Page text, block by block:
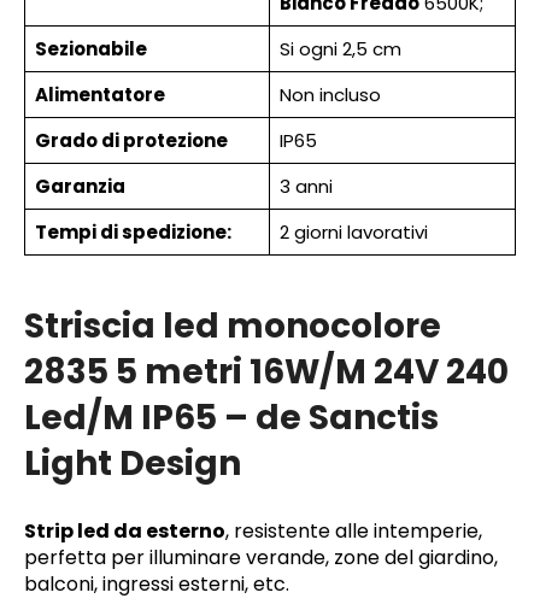
Sezionabile
Si ogni 2,5 cm
Alimentatore
Non incluso
Grado di protezione
IP65
Garanzia
3 anni
Tempi di spedizione:
2 giorni lavorativi
Striscia led monocolore
2835 5 metri 16W/M 24V 240
Led/M IP65 – de Sanctis
Light Design
Strip led da esterno, resistente alle intemperie,
perfetta per illuminare verande, zone del giardino,
balconi, ingressi esterni, etc.